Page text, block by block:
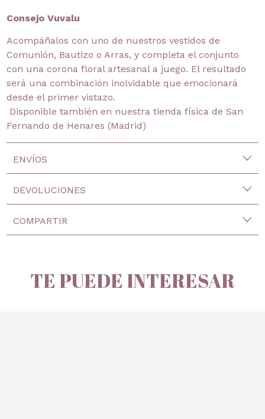
Consejo Vuvalu
Acompáñalos con uno de nuestros vestidos de
Comunión, Bautizo o Arras, y completa el conjunto
con una corona floral artesanal a juego. El resultado
será una combinación inolvidable que emocionará
desde el primer vistazo.
Disponible también en nuestra tienda física de San
Fernando de Henares (Madrid)
ENVÍOS
DEVOLUCIONES
COMPARTIR
TE PUEDE INTERESAR